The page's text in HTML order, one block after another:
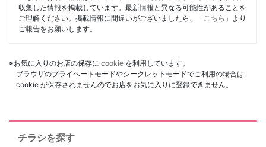
収集した情報を掲載しています。最新情報と異なる可能性があることを
ご理解ください。掲載情報に間違いがございましたら、「 こちら 」より
ご報告をお願いします。
※お気に入りのお店の保存に cookie を利用しています。
ブラウザのプライベートモードやシークレットモードでご利用の場合は
cookie が保存されませんのでお店をお気に入りに登録できません。
チラシを探す